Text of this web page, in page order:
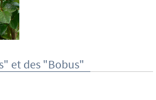
et des "Bobus"